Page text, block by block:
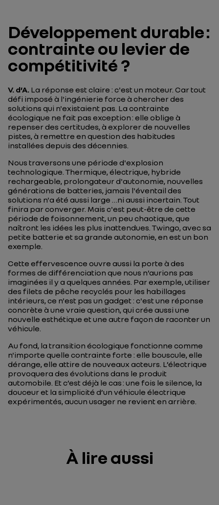
Développement durable :
contrainte ou levier de
compétitivité ?
V. d’A. La réponse est claire : c'est un moteur. Car tout
défi imposé à l'ingénierie force à chercher des
solutions qui n'existaient pas. La contrainte
écologique ne fait pas exception : elle oblige à
repenser des certitudes, à explorer de nouvelles
pistes, à remettre en question des habitudes
installées depuis des décennies.
Nous traversons une période d'explosion
technologique. Thermique, électrique, hybride
rechargeable, prolongateur d'autonomie, nouvelles
générations de batteries, jamais l'éventail des
solutions n'a été aussi large …ni aussi incertain. Tout
finira par converger. Mais c'est peut-être de cette
période de foisonnement, un peu chaotique, que
naîtront les idées les plus inattendues. Twingo, avec sa
petite batterie et sa grande autonomie, en est un bon
exemple.
Cette effervescence ouvre aussi la porte à des
formes de différenciation que nous n’aurions pas
imaginées il y a quelques années. Par exemple, utiliser
des filets de pêche recyclés pour les habillages
intérieurs, ce n'est pas un gadget : c'est une réponse
concrète à une vraie question, qui crée aussi une
nouvelle esthétique et une autre façon de raconter un
véhicule.
Au fond, la transition écologique fonctionne comme
n'importe quelle contrainte forte : elle bouscule, elle
dérange, elle attire de nouveaux acteurs. L’électrique
provoquera des évolutions dans le produit
automobile. Et c’est déjà le cas : une fois le silence, la
douceur et la simplicité d’un véhicule électrique
expérimentés, aucun usager ne revient en arrière.
À lire aussi